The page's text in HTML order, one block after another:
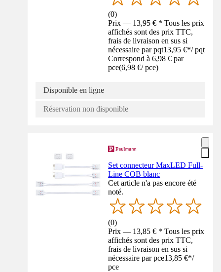
(0)
Prix — 13,95 € * Tous les prix
affichés sont des prix TTC,
frais de livraison en sus si
nécessaire par pqt13,95 €*/ pqt
Correspond à 6,98 € par
pce(6,98 €/ pce)
Disponible en ligne
Réservation non disponible
Set connecteur MaxLED Full-
Line COB blanc
Cet article n'a pas encore été
noté.
(0)
Prix — 13,85 € * Tous les prix
affichés sont des prix TTC,
frais de livraison en sus si
nécessaire par pce13,85 €*/
pce